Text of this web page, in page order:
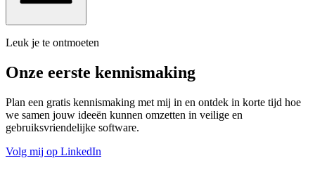
Leuk je te ontmoeten
Onze eerste kennismaking
Plan een gratis kennismaking met mij in en ontdek in korte tijd hoe
we samen jouw ideeën kunnen omzetten in veilige en
gebruiksvriendelijke software.
Volg mij op LinkedIn